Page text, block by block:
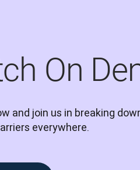
On
and join us in breaking
everywhere.